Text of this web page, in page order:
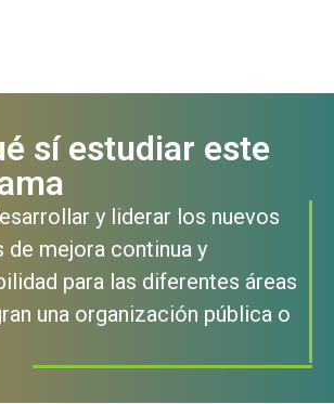
sí estudiar este
y liderar los nuevos
de mejora continua y
para las diferentes áreas
una organización pública o